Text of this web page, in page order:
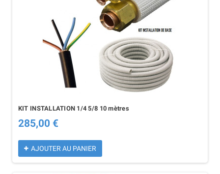
KIT INSTALLATION 1/4 5/8 10 mètres
285,00 €
AJOUTER AU PANIER